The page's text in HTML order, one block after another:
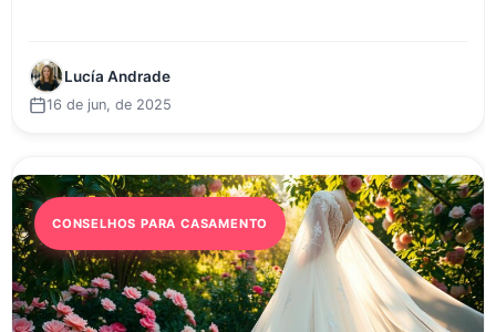
Lucía Andrade
16 de jun, de 2025
CONSELHOS PARA CASAMENTO